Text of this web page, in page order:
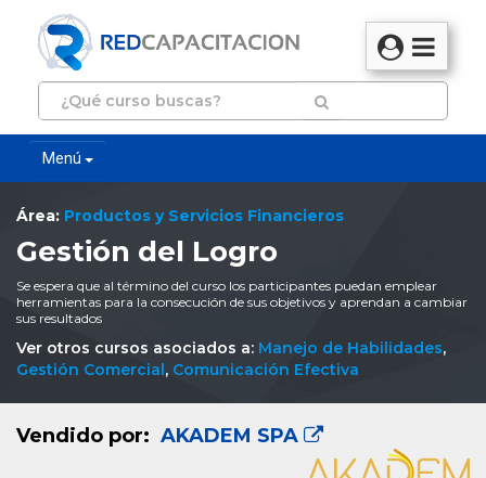
Menú
Área: Productos y Servicios Financieros
Gestión del Logro
Se espera que al término del curso los participantes puedan emplear
herramientas para la consecución de sus objetivos y aprendan a cambiar
sus resultados
Ver otros cursos asociados a: Manejo de Habilidades,
Gestión Comercial, Comunicación Efectiva
Vendido por: AKADEM SPA